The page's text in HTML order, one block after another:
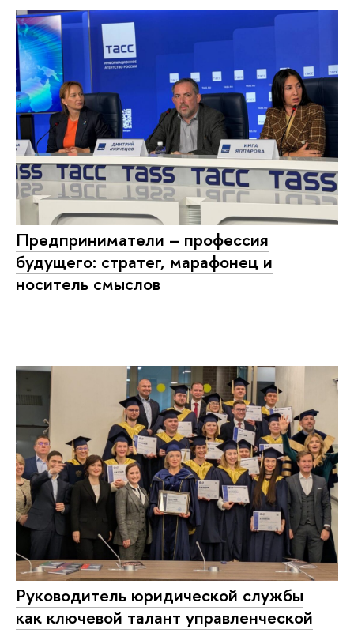
Предприниматели – профессия
будущего: стратег, марафонец и
носитель смыслов
Руководитель юридической службы
как ключевой талант управленческой